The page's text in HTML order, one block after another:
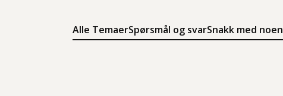
Alle TemaerSpørsmål og svarSnakk med noen
Søk
Meny